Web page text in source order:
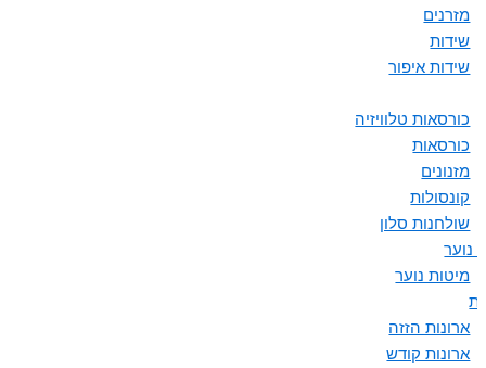
מזרנים
שידות
שידות איפור
כורסאות טלוויזיה
כורסאות
מזנונים
קונסולות
שולחנות סלון
נוער
מיטות נוער
ארונות הזזה
ארונות קודש